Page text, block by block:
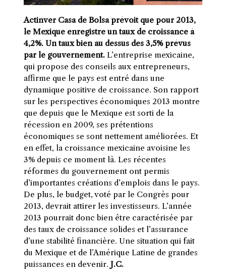
Actinver Casa de Bolsa prévoit que pour 2013,
le Mexique enregistre un taux de croissance à
4,2%. Un taux bien au dessus des 3,5% prévus
par le gouvernement.L’entreprise mexicaine,
qui propose des conseils aux entrepreneurs,
affirme que le pays est entré dans une
dynamique positive de croissance. Son rapport
sur les perspectives économiques 2013 montre
que depuis que le Mexique est sorti de la
récession en 2009, ses prétentions
économiques se sont nettement améliorées. Et
en effet, la croissance mexicaine avoisine les
3% depuis ce moment là. Les récentes
réformes du gouvernement ont permis
d’importantes créations d’emplois dans le pays.
De plus, le budget, voté par le Congrès pour
2013, devrait attirer les investisseurs. L’année
2013 pourrait donc bien être caractérisée par
des taux de croissance solides et l’assurance
d’une stabilité financière. Une situation qui fait
du Mexique et de l’Amérique Latine de grandes
puissances en devenir. J.C.